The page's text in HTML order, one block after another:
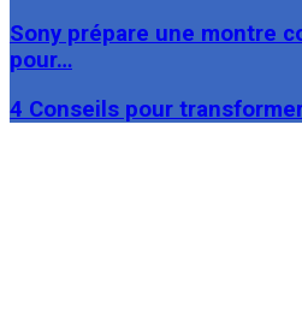
Sony prépare une montre
pour…
4 Conseils pour